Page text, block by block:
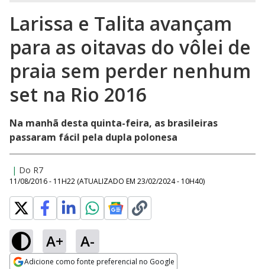
Larissa e Talita avançam
para as oitavas do vôlei de
praia sem perder nenhum
set na Rio 2016
Na manhã desta quinta-feira, as brasileiras
passaram fácil pela dupla polonesa
| Do R7
11/08/2016 - 11H22 (ATUALIZADO EM 23/02/2024 - 10H40)
A+ A-
Adicione como fonte preferencial no Google